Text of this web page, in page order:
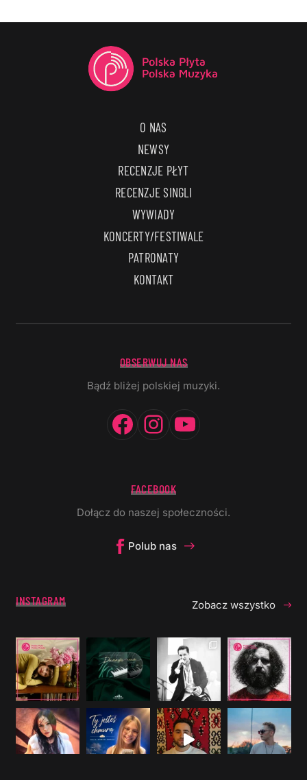
O NAS
NEWSY
RECENZJE PŁYT
RECENZJE SINGLI
WYWIADY
KONCERTY/FESTIWALE
PATRONATY
KONTAKT
OBSERWUJ NAS
Bądź bliżej polskiej muzyki.
Facebook
Instagram
FACEBOOK
Dołącz do naszej społeczności.
Polub nas
INSTAGRAM Zobacz wszystko